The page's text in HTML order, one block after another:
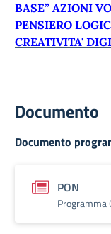
BASE” AZIONI
PENSIERO
CREATIVITA'
Documento
Documento
PON
Programma